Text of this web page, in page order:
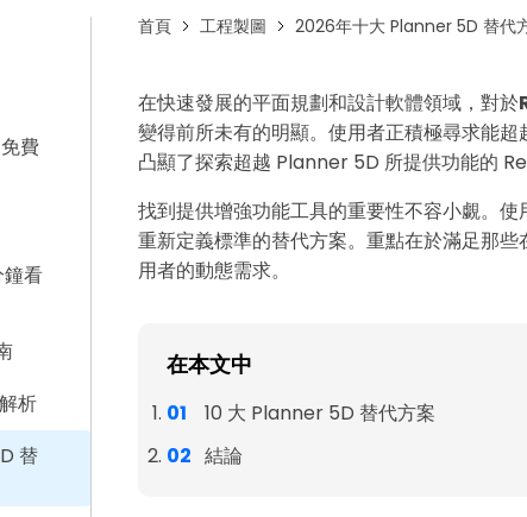
費
看
析
替
首頁 工程製圖 2026年十大 Planner 5D 替代
在快速發展的平面規劃和設計軟體領域，對於
變得前所未有的明顯。使用者正積極尋求能
凸顯了探索超越 Planner 5D 所提供功能的
找到提供增強功能工具的重要性不容小覷。
重新定義標準的替代方案。重點在於滿足那
用者的動態需求。
在本文中
10 大 Planner 5D 替代方案
結論